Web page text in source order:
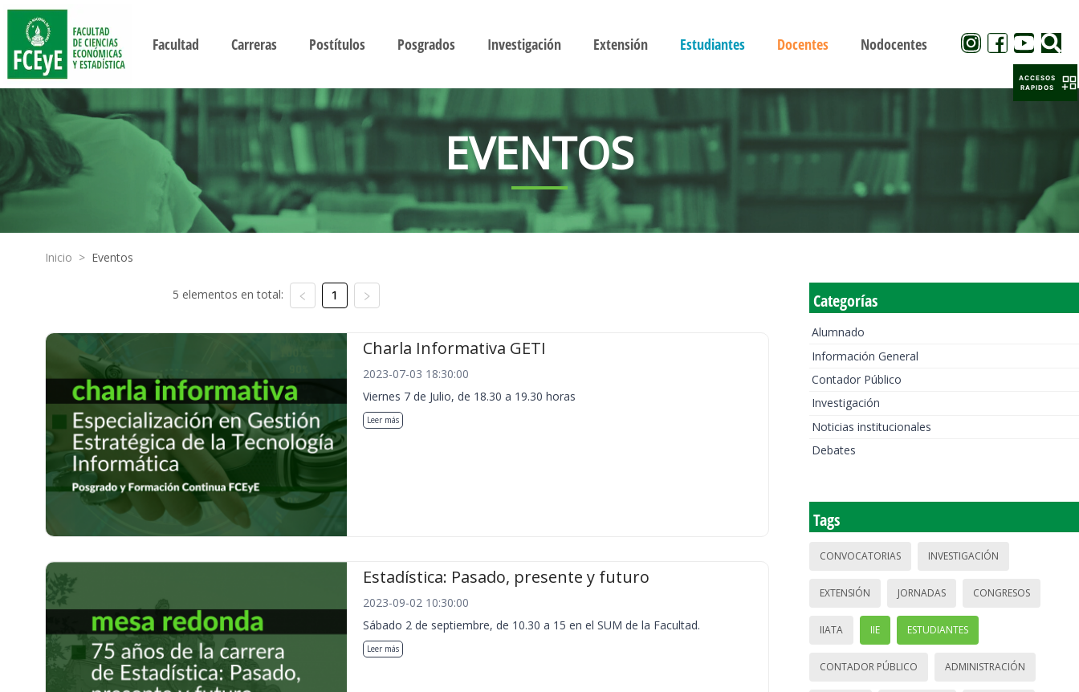
Facultad Carreras Postítulos Posgrados Investigación Extensión Estudiantes Docentes Nodocentes
EVENTOS
Inicio > Eventos
5 elementos en total: 1
Charla Informativa GETI
2023-07-03 18:30:00
Viernes 7 de Julio, de 18.30 a 19.30 horas
Leer más
Estadística: Pasado, presente y futuro
2023-09-02 10:30:00
Sábado 2 de septiembre, de 10.30 a 15 en el SUM de la Facultad.
Leer más
Categorías
Alumnado
Información General
Contador Público
Investigación
Noticias institucionales
Debates
Tags
CONVOCATORIAS INVESTIGACIÓN
EXTENSIÓN JORNADAS CONGRESOS
IIATA IIE ESTUDIANTES
CONTADOR PÚBLICO ADMINISTRACIÓN
ACCESOS
RAPIDOS